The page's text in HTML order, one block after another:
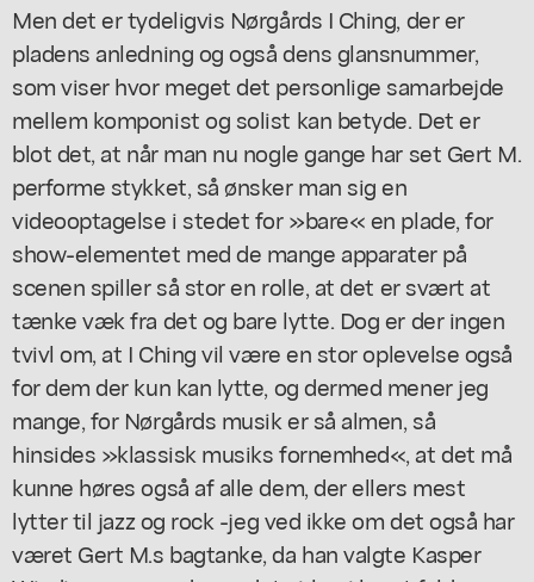
Men det er tydeligvis Nørgårds I Ching, der er
pladens anledning og også dens glansnummer,
som viser hvor meget det personlige samarbejde
mellem komponist og solist kan betyde. Det er
blot det, at når man nu nogle gange har set Gert M.
performe stykket, så ønsker man sig en
videooptagelse i stedet for »bare« en plade, for
show-elementet med de mange apparater på
scenen spiller så stor en rolle, at det er svært at
tænke væk fra det og bare lytte. Dog er der ingen
tvivl om, at I Ching vil være en stor oplevelse også
for dem der kun kan lytte, og dermed mener jeg
mange, for Nørgårds musik er så almen, så
hinsides »klassisk musiks fornemhed«, at det må
kunne høres også af alle dem, der ellers mest
lytter til jazz og rock -jeg ved ikke om det også har
været Gert M.s bagtanke, da han valgte Kasper